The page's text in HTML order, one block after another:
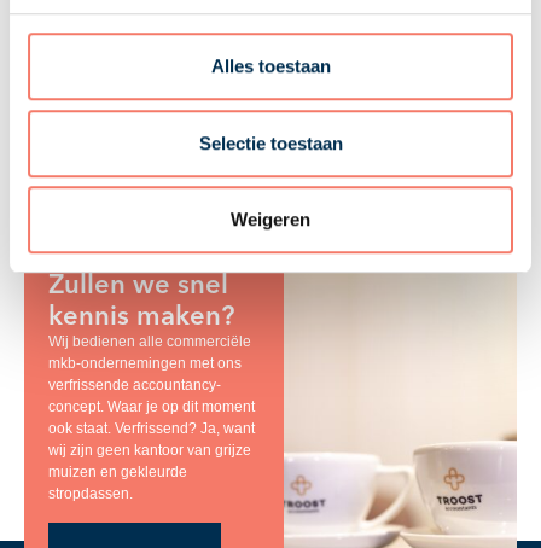
Alles toestaan
Selectie toestaan
Weigeren
21-05-2026
Zullen we snel
kennis maken?
Wij bedienen alle commerciële
mkb-ondernemingen met ons
verfrissende accountancy-
concept. Waar je op dit moment
ook staat. Verfrissend? Ja, want
wij zijn geen kantoor van grijze
muizen en gekleurde
stropdassen.